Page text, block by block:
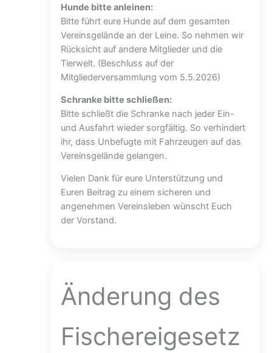
Hunde bitte anleinen:
Bitte führt eure Hunde auf dem gesamten
Vereinsgelände an der Leine. So nehmen wir
Rücksicht auf andere Mitglieder und die
Tierwelt. (Beschluss auf der
Mitgliederversammlung vom 5.5.2026)
Schranke bitte schließen:
Bitte schließt die Schranke nach jeder Ein-
und Ausfahrt wieder sorgfältig. So verhindert
ihr, dass Unbefugte mit Fahrzeugen auf das
Vereinsgelände gelangen.
Vielen Dank für eure Unterstützung und
Euren Beitrag zu einem sicheren und
angenehmen Vereinsleben wünscht Euch
der Vorstand.
Änderung des
Fischereigesetz